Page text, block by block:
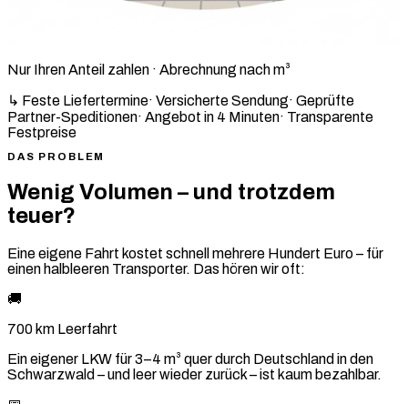
Nur Ihren Anteil zahlen · Abrechnung nach m³
↳ Feste Liefertermine· Versicherte Sendung· Geprüfte
Partner-Speditionen· Angebot in 4 Minuten· Transparente
Festpreise
DAS PROBLEM
Wenig Volumen – und trotzdem
teuer?
Eine eigene Fahrt kostet schnell mehrere Hundert Euro – für
einen halbleeren Transporter. Das hören wir oft:
🚚
700 km Leerfahrt
Ein eigener LKW für 3–4 m³ quer durch Deutschland in den
Schwarzwald – und leer wieder zurück – ist kaum bezahlbar.